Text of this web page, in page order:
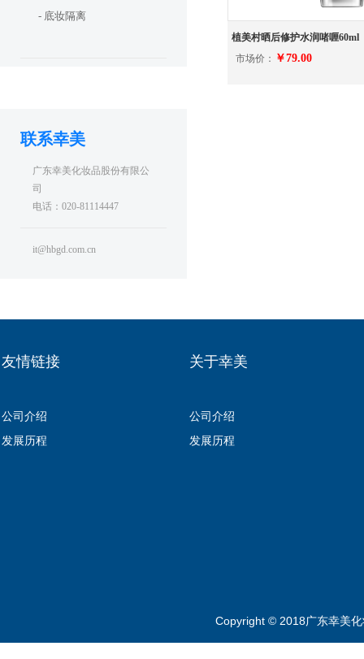
- 底妆隔离
联系幸美
广东幸美化妆品股份有限公
司
电话：020-81114447
it@hbgd.com.cn
植美村晒后修护水润啫喱60ml
市场价： ￥79.00
友情链接 关于幸美
公司介绍
发展历程
公司介绍
发展历程
Copyright © 2018广东幸美